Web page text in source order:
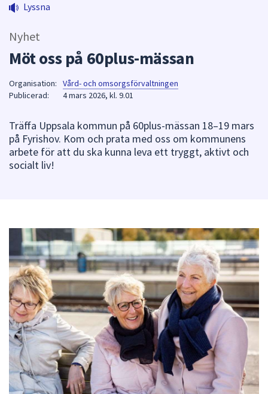
sökfältet
sökförslag
presenteras
under
fältet.
Använd
mellan
sökförslagen
och
enter
för
att
välja
något
av
dem.
Lyssna
Nyhet
Möt oss på 60plus-mässan
Organisation:
Vård- och omsorgsförvaltningen
Publicerad:
4 mars 2026, kl. 9.01
Träffa Uppsala kommun på 60plus-mässan 18–19 mars
på Fyrishov. Kom och prata med oss om kommunens
arbete för att du ska kunna leva ett tryggt, aktivt och
socialt liv!